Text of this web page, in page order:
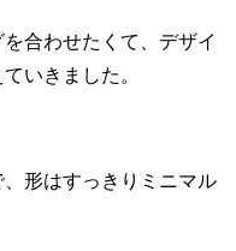
合わせたくて、デザイ
いきました。
形はすっきりミニマル